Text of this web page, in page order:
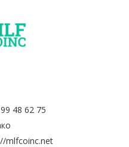
48 62 75
mlfcoinc.net